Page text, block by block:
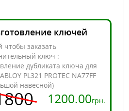
ключей
чтобы заказать
ключ :
дубликата ключа для
PL321 PROTEC NA77FF
навесной)
1200.00грн.